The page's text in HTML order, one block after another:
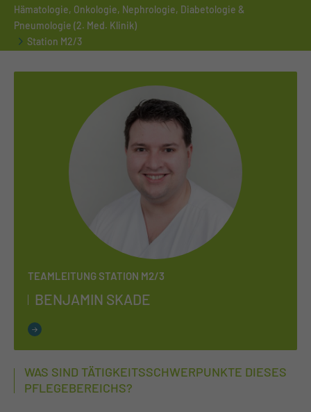
Hämatologie, Onkologie, Nephrologie, Diabetologie &
Pneumologie (2. Med. Klinik)
Station M2/3
TEAMLEITUNG STATION M2/3
BEN­JA­MIN SKA­DE
WAS SIND TÄTIGKEITSSCHWERPUNKTE DIESES
PFLEGEBEREICHS?